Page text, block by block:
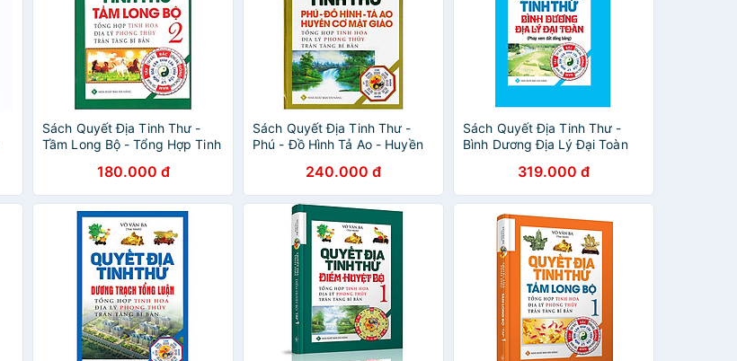
Sách Quyết Địa Tinh Thư -
Tầm Long Bộ - Tổng Hợp Tinh
Tàng Bí Bản (Tập 2)
180.000 đ
Sách Quyết Địa Tinh Thư -
Phú - Đồ Hình Tả Ao - Huyền
240.000 đ
Sách Quyết Địa Tinh Thư -
Bình Dương Địa Lý Đại Toàn
319.000 đ